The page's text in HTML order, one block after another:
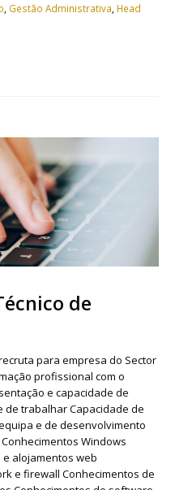
Gestão Administrativa Head
de
para empresa do Sector
profissional com o
e capacidade de
de trabalhar Capacidade de
e de desenvolvimento
Windows
e alojamentos web
e firewall Conhecimentos de